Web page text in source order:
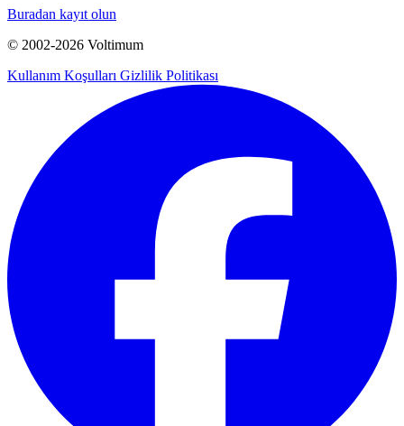
Buradan kayıt olun
© 2002-2026 Voltimum
Kullanım Koşulları Gizlilik Politikası